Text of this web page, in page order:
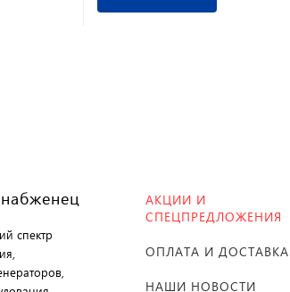
спектр
АКЦИИ И
СПЕЦПРЕДЛОЖЕНИЯ
ОПЛАТА И ДОСТАВКА
НАШИ НОВОСТИ